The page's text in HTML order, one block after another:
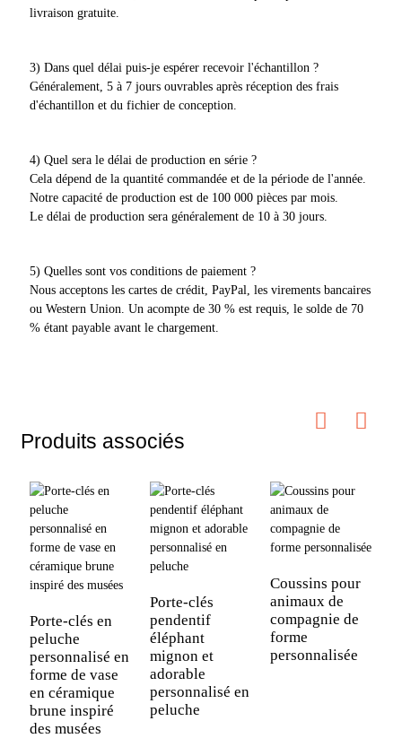
livraison gratuite.
3) Dans quel délai puis-je espérer recevoir l'échantillon ?
Généralement, 5 à 7 jours ouvrables après réception des frais
d'échantillon et du fichier de conception.
4) Quel sera le délai de production en série ?
Cela dépend de la quantité commandée et de la période de l'année.
Notre capacité de production est de 100 000 pièces par mois.
Le délai de production sera généralement de 10 à 30 jours.
5) Quelles sont vos conditions de paiement ?
Nous acceptons les cartes de crédit, PayPal, les virements bancaires
ou Western Union. Un acompte de 30 % est requis, le solde de 70
% étant payable avant le chargement.
Produits associés
Porte-clés en
peluche
personnalisé en
forme de vase
en céramique
brune inspiré
des musées
Porte-clés
pendentif
éléphant
mignon et
adorable
personnalisé en
peluche
Coussins pour
animaux de
compagnie de
forme
personnalisée